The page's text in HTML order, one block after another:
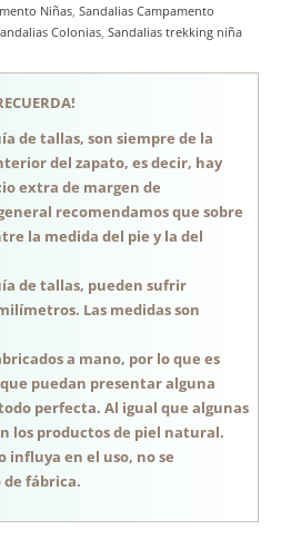
Niñas, Sandalias Campamento
Colonias, Sandalias trekking niña
de tallas, son siempre de la
del zapato, es decir, hay
extra de margen de
recomendamos que sobre
la medida del pie y la del
de tallas, pueden sufrir
Las medidas son
a mano, por lo que es
puedan presentar alguna
perfecta. Al igual que algunas
los productos de piel natural.
influya en el uso, no se
fábrica.